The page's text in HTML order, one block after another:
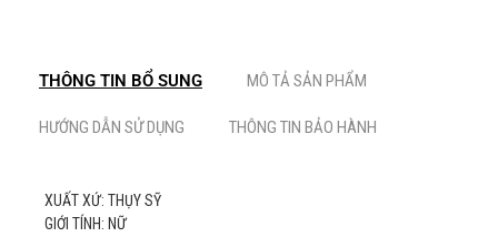
THÔNG TIN BỔ SUNG MÔ TẢ SẢN PHẨM
HƯỚNG DẪN SỬ DỤNG THÔNG TIN BẢO HÀNH
XUẤT XỨ: THỤY SỸ
GIỚI TÍNH: NỮ